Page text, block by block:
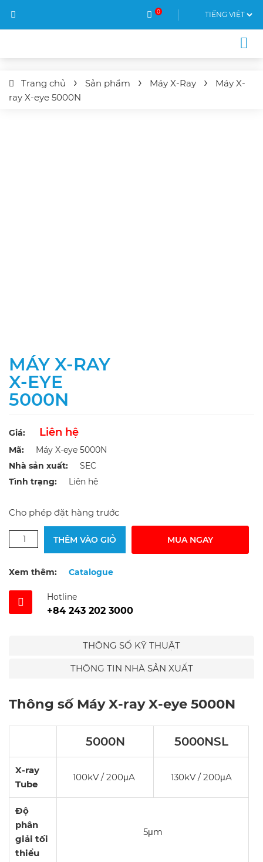
0
Trang chủ Sản phẩm Máy X-Ray
Máy X-
ray X-eye 5000N
MÁY X-RAY
X-EYE
5000N
Giá: Liên hệ
Mã:
Máy X-eye 5000N
Nhà sản xuất:
SEC
Tình trạng:
Liên hệ
Cho phép đặt hàng trước
THÊM VÀO GIỎ MUA NGAY
Xem thêm: Catalogue
Hotline
+84 243 202 3000
THÔNG SỐ KỸ THUẬT
THÔNG TIN NHÀ SẢN XUẤT
Thông số Máy X-ray X-eye 5000N
5000N 5000NSL
X-ray
Tube
100kV / 200μA 130kV / 200μA
Độ
phân
giải tối
thiểu
5μm